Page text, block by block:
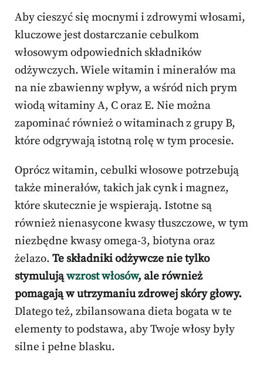
Aby cieszyć się mocnymi i zdrowymi włosami,
kluczowe jest dostarczanie cebulkom
włosowym odpowiednich składników
odżywczych. Wiele witamin i minerałów ma
na nie zbawienny wpływ, a wśród nich prym
wiodą witaminy A, C oraz E. Nie można
zapominać również o witaminach z grupy B,
które odgrywają istotną rolę w tym procesie.
Oprócz witamin, cebulki włosowe potrzebują
także minerałów, takich jak cynk i magnez,
które skutecznie je wspierają. Istotne są
również nienasycone kwasy tłuszczowe, w tym
niezbędne kwasy omega-3, biotyna oraz
żelazo. Te składniki odżywcze nie tylko
stymulująwzrost włosów, ale również
pomagają w utrzymaniu zdrowej skóry głowy.
Dlatego też, zbilansowana dieta bogata w te
elementy to podstawa, aby Twoje włosy były
silne i pełne blasku.